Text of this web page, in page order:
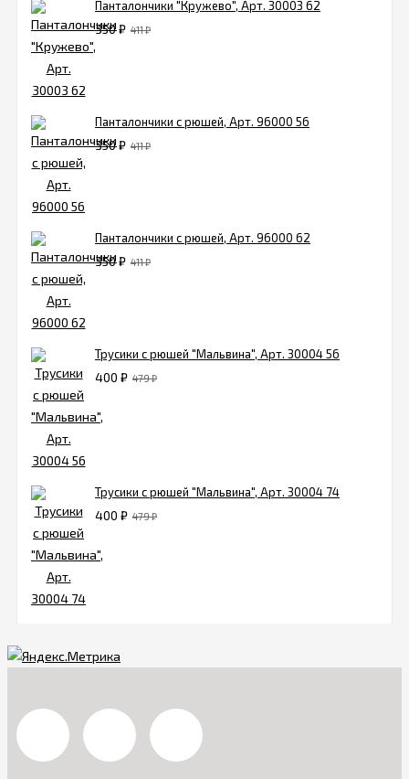
Панталончики "Кружево", Арт. 30003 62
350₽ 411₽
Панталончики с рюшей, Арт. 96000 56
350₽ 411₽
Панталончики с рюшей, Арт. 96000 62
350₽ 411₽
Трусики с рюшей "Мальвина", Арт. 30004 56
400 ₽ 479₽
Трусики с рюшей "Мальвина", Арт. 30004 74
400 ₽ 479₽